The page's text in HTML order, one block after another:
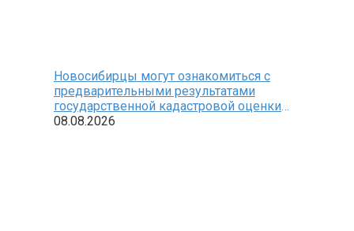
Новосибирцы могут ознакомиться с
предварительными результатами
государственной кадастровой оценки
земельных участков
08.08.2026